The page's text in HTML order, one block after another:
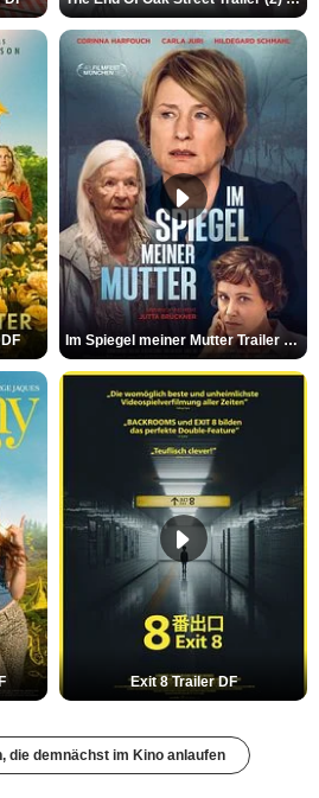
Im Spiegel meiner Mutter Trailer DF
Exit 8 Trailer DF
die demnächst im Kino anlaufen